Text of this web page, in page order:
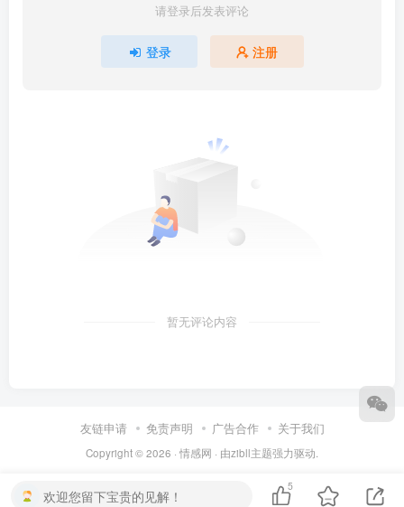
请登录后发表评论
登录 注册
暂无评论内容
友链申请 免责声明 广告合作 关于我们
Copyright © 2026 · 情感网 · 由zibll主题强力驱动.
欢迎您留下宝贵的见解！
5